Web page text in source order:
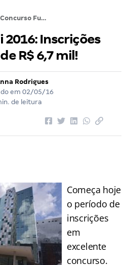
Concurso Funai 2016: Inscrições abertas. Inicial de R$ 6,7 mil!
2016: Inscrições
R$ 6,7 mil!
Rodrigues
em 02/05/16
de leitura
Começa hoje
o período de
inscrições
em
excelente
concurso.